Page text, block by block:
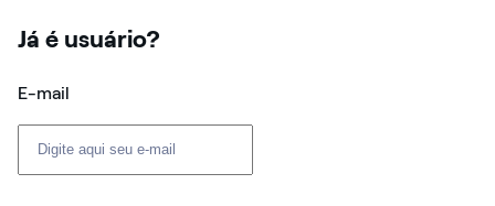
Já é usuário?
Login: usuário e senha
E-mail